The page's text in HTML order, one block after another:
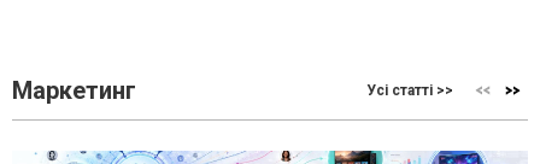
Маркетинг Усі статті >>